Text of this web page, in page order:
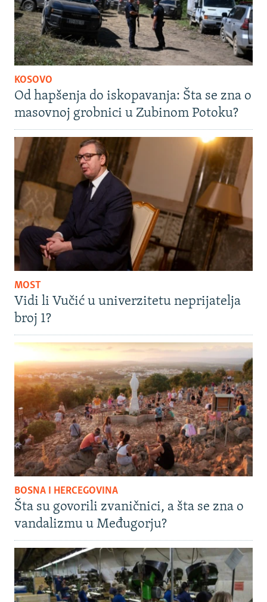
KOSOVO
Od hapšenja do iskopavanja: Šta se zna o
masovnoj grobnici u Zubinom Potoku?
MOST
Vidi li Vučić u univerzitetu neprijatelja
broj 1?
BOSNA I HERCEGOVINA
Šta su govorili zvaničnici, a šta se zna o
vandalizmu u Međugorju?